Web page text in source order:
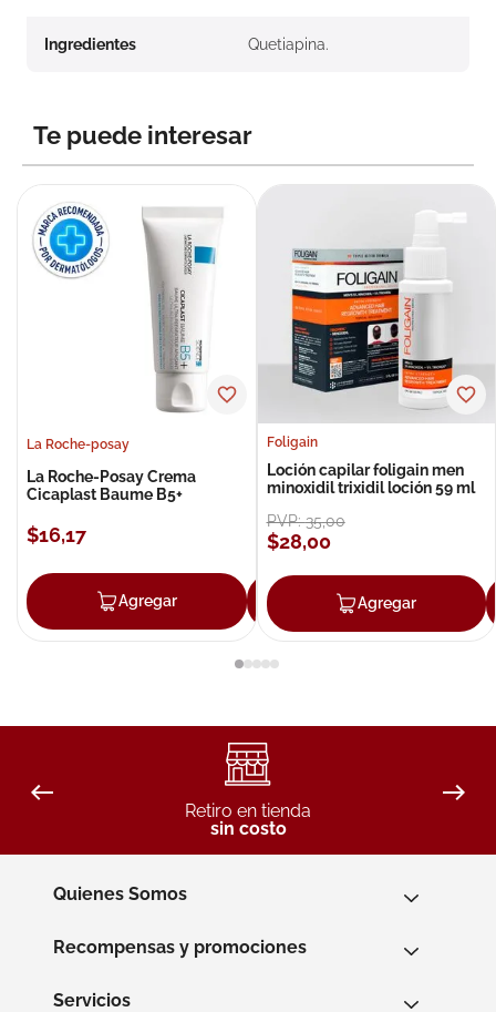
Ingredientes Quetiapina.
Te puede interesar
La Roche-posay
La Roche-Posay Crema
Cicaplast Baume B5+
$16,17
Agregar Agregar
Foligain
Loción capilar foligain men
minoxidil trixidil loción 59 ml
PVP:35,00
$28,00
Agregar
Retiro en tienda
sin costo
Quienes Somos
Recompensas y promociones
Servicios